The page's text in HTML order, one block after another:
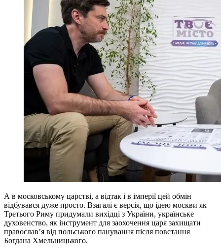
А в московському царстві, а відтак і в імперії цей обмін
відбувався дуже просто. Взагалі є версія, що ідею москви як
Третього Риму придумали вихідці з України, українське
духовенство, як інструмент для заохочення царя захищати
православ’я від польського панування після повстання
Богдана Хмельницького.